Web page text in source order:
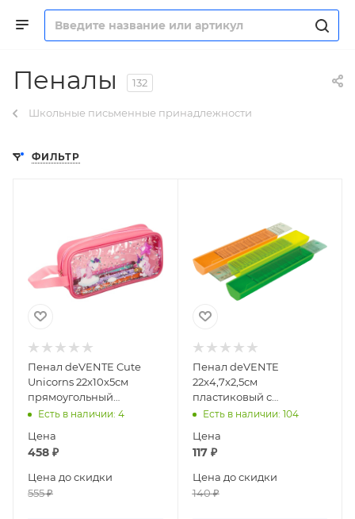
Пеналы 132
Школьные письменные принадлежности
ФИЛЬТР
Пенал deVENTE Cute
Unicorns 22x10x5см
прямоугольный
силиконовый 7025253
Есть в наличии: 4
Цена
458 ₽
Цена до скидки
555₽
Пенал deVENTE
22x4,7x2,5см
пластиковый с
линейкой ассорти
Есть в наличии: 104
Цена
117₽
Цена до скидки
140₽